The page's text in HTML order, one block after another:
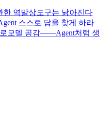
역발상도구는 낡아진다
스스로 답을 찾게 하라
모델 공감——Agent처럼 생